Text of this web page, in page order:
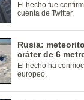
El hecho fue
cuenta de Twitter.
Rusia:
cráter de 6
El hecho ha
europeo.